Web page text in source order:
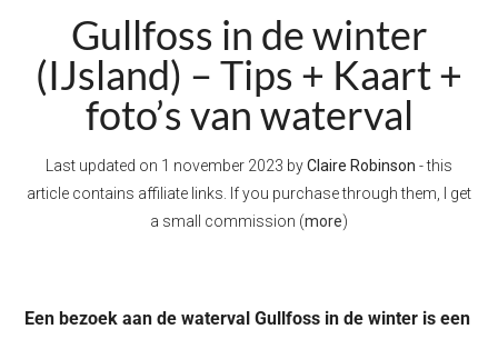
Gullfoss in de winter
(IJsland) – Tips + Kaart +
foto’s van waterval
Last updated on 1 november 2023 byClaire Robinson - this
article contains affiliate links. If you purchase through them, I get
a small commission (more)
Een bezoek aan de waterval Gullfoss in de winter is een